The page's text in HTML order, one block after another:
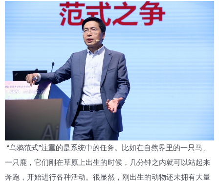
“乌鸦范式”注重的是系统中的任务。比如在自然界里的一只马、
一只鹿，它们刚在草原上出生的时候，几分钟之内就可以站起来
奔跑，开始进行各种活动。很显然，刚出生的动物还未拥有大量